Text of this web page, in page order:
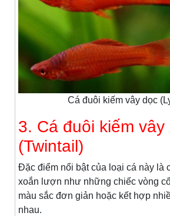
Cá đuôi kiếm vây dọc
3. Cá đuôi kiếm vây
(Twintail)
Đặc điểm nổi bật của loại cá này là
xoắn lượn như những chiếc vòng
màu sắc đơn giản hoặc kết hợp
nhau.